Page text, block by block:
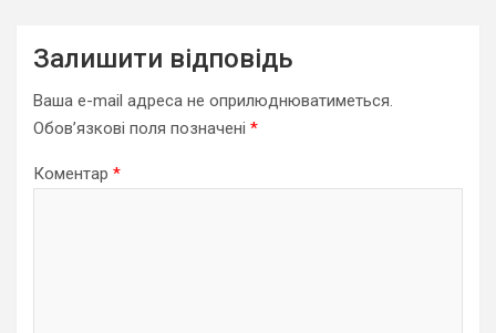
Залишити відповідь
Ваша e-mail адреса не оприлюднюватиметься.
Обов’язкові поля позначені *
Коментар *